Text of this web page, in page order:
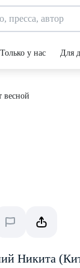
Только у нас Для
Никита